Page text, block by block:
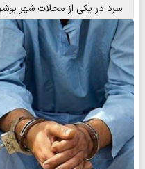
سرد در یکی از محلات شهر